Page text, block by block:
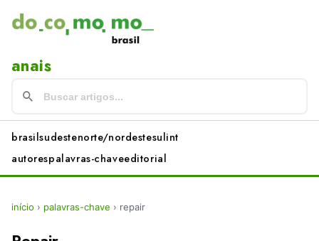
anais
brasilsudestenorte/nordestesulint
autorespalavras-chaveeditorial
início › palavras-chave › repair